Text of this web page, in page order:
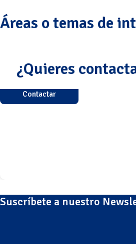
Áreas o temas de
¿Quieres
Contactar
Suscríbete a nuestro